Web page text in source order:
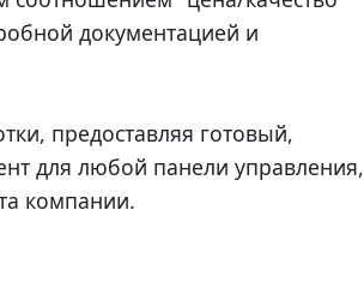
документацией и
предоставляя готовый,
для любой панели управления,
компании.